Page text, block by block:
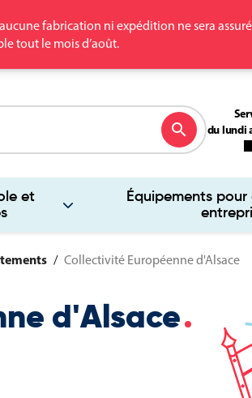
fabrication ni expédition ne sera
tout le mois d’août.
et
Équipements
search
du lundi
Collectivité Européenne d'Alsace
d'Alsace